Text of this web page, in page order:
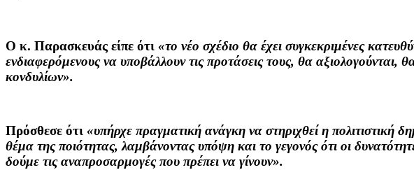
Ο κ. Παρασκευάς είπε ότι «το νέο σχέδιο θα έχει συγκεκριμένες
ενδιαφερόμενους να υποβάλλουν τις προτάσεις τους, θα αξιολογούνται,
κονδυλίων».
Πρόσθεσε ότι «υπήρχε πραγματική ανάγκη να στηριχθεί η πολιτιστική
θέμα της ποιότητας, λαμβάνοντας υπόψη και το γεγονός ότι οι
δούμε τις αναπροσαρμογές που πρέπει να γίνουν».